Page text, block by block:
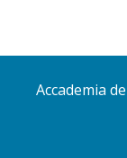
Ambrosetti
tra soggetto
Accademia